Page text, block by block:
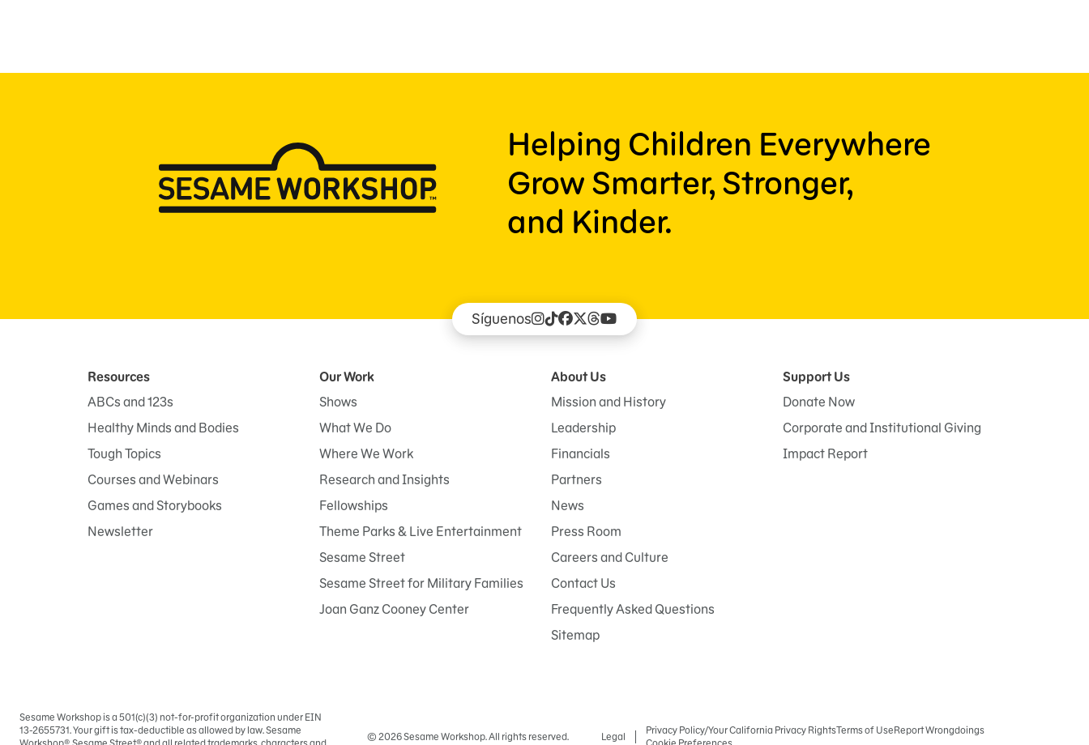
Helping Children Everywhere
Grow Smarter, Stronger,
and Kinder.
Síguenos
Resources
ABCs and 123s
Healthy Minds and Bodies
Tough Topics
Courses and Webinars
Games and Storybooks
Newsletter
Our Work
Shows
What We Do
Where We Work
Research and Insights
Fellowships
Theme Parks & Live Entertainment
Sesame Street
Sesame Street for Military Families
Joan Ganz Cooney Center
About Us
Mission and History
Leadership
Financials
Partners
News
Press Room
Careers and Culture
Contact Us
Frequently Asked Questions
Sitemap
Support Us
Donate Now
Corporate and Institutional Giving
Impact Report
Sesame Workshop is a 501(c)(3) not-for-profit organization under EIN
13-2655731. Your gift is tax-deductible as allowed by law. Sesame
© 2026 Sesame Workshop. All rights reserved. Legal
Privacy Policy/Your California Privacy RightsTerms of UseReport Wrongdoings